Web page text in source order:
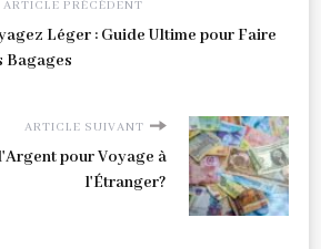
ARTICLE PRÉCÉDENT
Léger : Guide Ultime pour Faire
Bagages
ARTICLE SUIVANT
pour Voyage à
l'Étranger?